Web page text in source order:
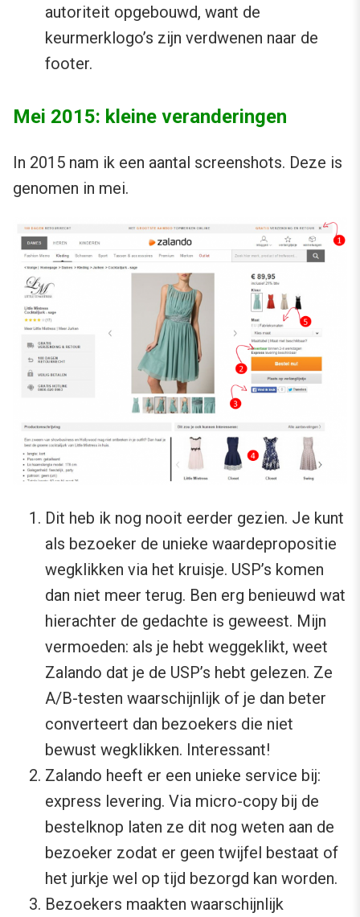
autoriteit opgebouwd, want de
keurmerklogo’s zijn verdwenen naar de
footer.
Mei 2015: kleine veranderingen
In 2015 nam ik een aantal screenshots. Deze is
genomen in mei.
Dit heb ik nog nooit eerder gezien. Je kunt
als bezoeker de unieke waardepropositie
wegklikken via het kruisje. USP’s komen
dan niet meer terug. Ben erg benieuwd wat
hierachter de gedachte is geweest. Mijn
vermoeden: als je hebt weggeklikt, weet
Zalando dat je de USP’s hebt gelezen. Ze
A/B-testen waarschijnlijk of je dan beter
converteert dan bezoekers die niet
bewust wegklikken. Interessant!
Zalando heeft er een unieke service bij:
express levering. Via micro-copy bij de
bestelknop laten ze dit nog weten aan de
bezoeker zodat er geen twijfel bestaat of
het jurkje wel op tijd bezorgd kan worden.
Bezoekers maakten waarschijnlijk